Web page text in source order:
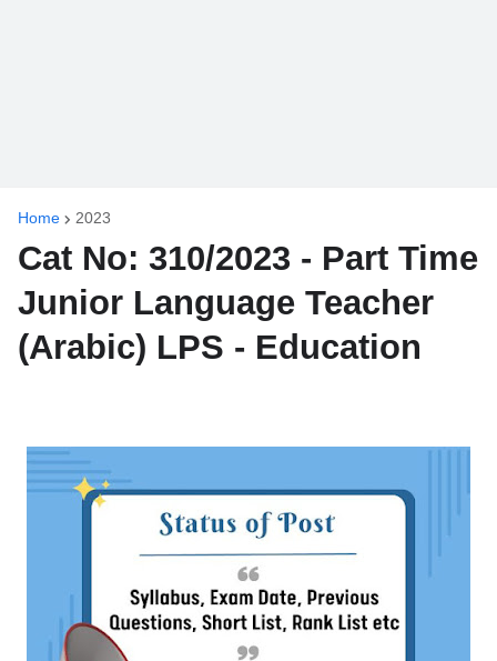
Home 2023
Cat No: 310/2023 - Part Time
Junior Language Teacher
(Arabic) LPS - Education